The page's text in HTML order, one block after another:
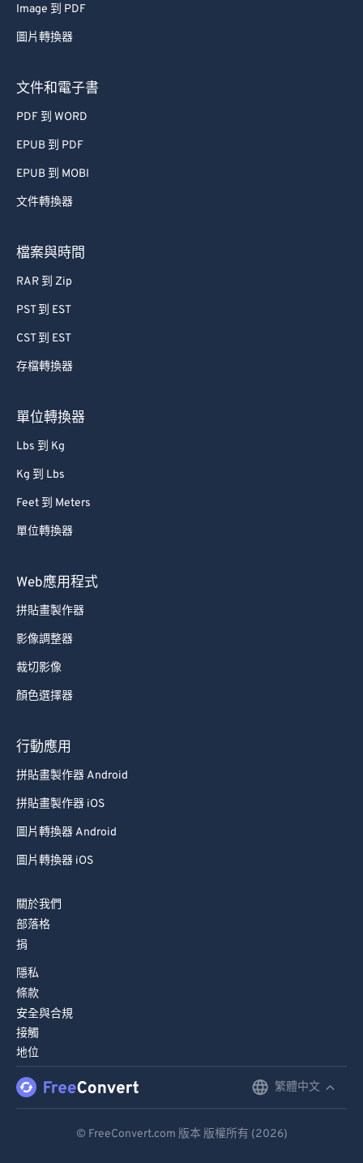
Image 到 PDF
圖片轉換器
文件和電子書
PDF 到 WORD
EPUB 到 PDF
EPUB 到 MOBI
文件轉換器
檔案與時間
RAR 到 Zip
PST 到 EST
CST 到 EST
存檔轉換器
單位轉換器
Lbs 到 Kg
Kg 到 Lbs
Feet 到 Meters
單位轉換器
Web應用程式
拼貼畫製作器
影像調整器
裁切影像
顏色選擇器
行動應用
拼貼畫製作器 Android
拼貼畫製作器 iOS
圖片轉換器 Android
圖片轉換器 iOS
關於我們
部落格
捐
隱私
條款
安全與合規
接觸
地位
繁體中文
© FreeConvert.com 版本 版權所有 (2026)